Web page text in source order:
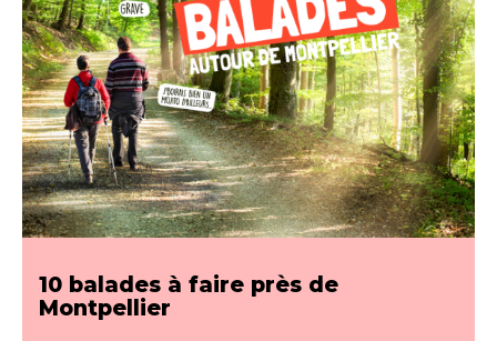
10 balades à faire près de
Montpellier